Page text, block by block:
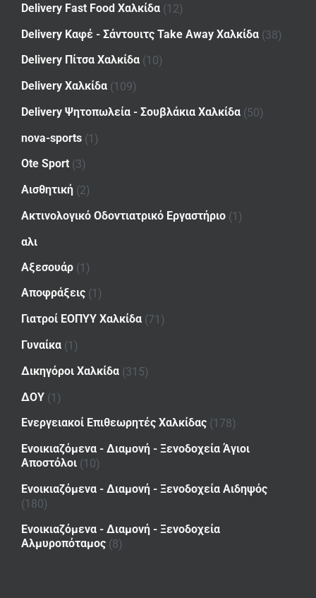
Delivery Fast Food Χαλκίδα (12)
Delivery Καφέ - Σάντουιτς Take Away Χαλκίδα (38)
Delivery Πίτσα Χαλκίδα (10)
Delivery Χαλκίδα (109)
Delivery Ψητοπωλεία - Σουβλάκια Χαλκίδα (50)
nova-sports (1)
Ote Sport (3)
Αισθητική (2)
Ακτινολογικό Οδοντιατρικό Εργαστήριο (1)
αλι
Αξεσουάρ (1)
Αποφράξεις (1)
Γιατροί ΕΟΠΥΥ Χαλκίδα (71)
Γυναίκα (1)
Δικηγόροι Χαλκίδα (315)
ΔΟΥ (1)
Ενεργειακοί Επιθεωρητές Χαλκίδας (178)
Ενοικιαζόμενα - Διαμονή - Ξενοδοχεία Άγιοι
Αποστόλοι (10)
Ενοικιαζόμενα - Διαμονή - Ξενοδοχεία Αιδηψός
(180)
Ενοικιαζόμενα - Διαμονή - Ξενοδοχεία
Αλμυροπόταμος (8)